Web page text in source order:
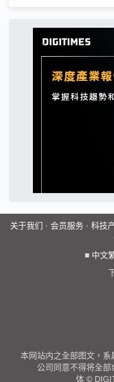
关于我们 · 会员服务· 科技
·
■ 中文
本网站内之全部图文，
公司同意不得将全
体 ©